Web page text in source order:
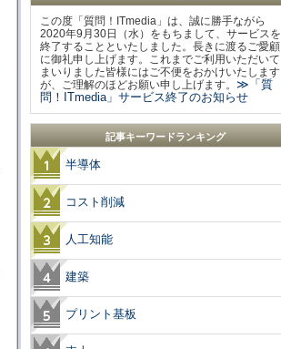
この度「質問！ITmedia」は、誠に勝手ながら
2020年9月30日（水）をもちまして、サービスを
終了することといたしました。長きに渡るご愛顧
に御礼申し上げます。これまでご利用いただいて
まいりました皆様にはご不便をおかけいたします
が、ご理解のほどお願い申し上げます。 ≫「質
問！ITmedia」サービス終了のお知らせ
記事キーワードランキング
半導体
コスト削減
人工知能
建築
プリント基板